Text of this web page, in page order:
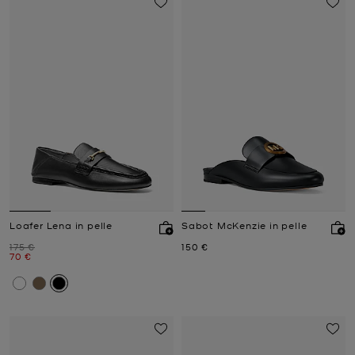
Loafer Lena in pelle
Prezzo iniziale
175 €
Prezzo attuale
70 €
Sabot McKenzie in pelle
Prezzo attuale
150 €